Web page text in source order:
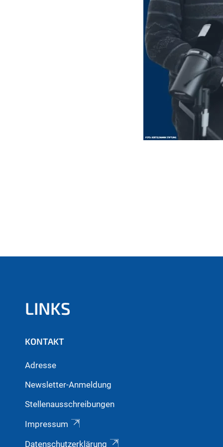
LINKS
KONTAKT
Adresse
Newsletter-Anmeldung
Stellenausschreibungen
Impressum
Datenschutzerklärung